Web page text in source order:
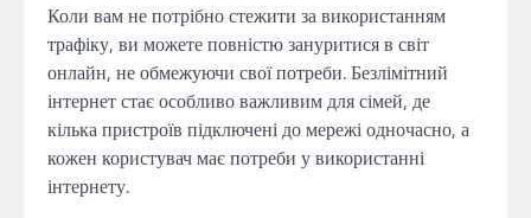
Коли вам не потрібно стежити за використанням
трафіку, ви можете повністю зануритися в світ
онлайн, не обмежуючи свої потреби. Безлімітний
інтернет стає особливо важливим для сімей, де
кілька пристроїв підключені до мережі одночасно, а
кожен користувач має потреби у використанні
інтернету.